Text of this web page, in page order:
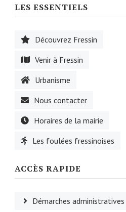
LES ESSENTIELS
Découvrez Fressin
Venir à Fressin
Urbanisme
Nous contacter
Horaires de la mairie
Les foulées fressinoises
ACCÈS RAPIDE
Démarches administratives